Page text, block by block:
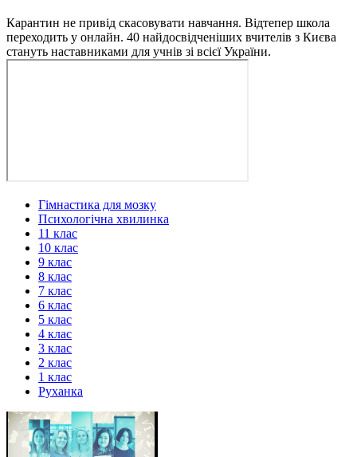
Карантин не привід скасовувати навчання. Відтепер школа
переходить у онлайн. 40 найдосвідченіших вчителів з Києва
стануть наставниками для учнів зі всієї України.
Гімнастика для мозку
Психологічна хвилинка
11 клас
10 клас
9 клас
8 клас
7 клас
6 клас
5 клас
4 клас
3 клас
2 клас
1 клас
Руханка